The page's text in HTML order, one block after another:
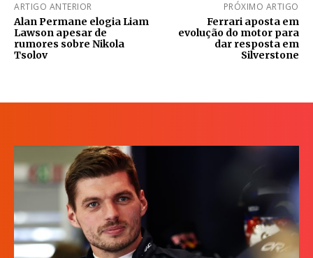
ARTIGO ANTERIOR
Alan Permane elogia Liam
Lawson apesar de
rumores sobre Nikola
Tsolov
PRÓXIMO ARTIGO
Ferrari aposta em
evolução do motor para
dar resposta em
Silverstone